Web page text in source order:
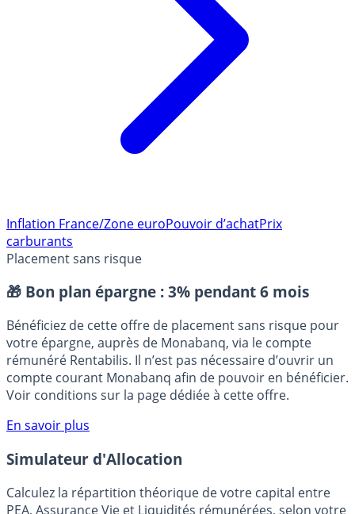
Inflation France/Zone euro
Placement sans risque
🎁 Bon plan épargne : 3% pendant 6 mois
Bénéficiez de cette offre de placement sans risque pour
votre épargne, auprès de Monabanq, via le compte
rémunéré Rentabilis. Il n’est pas nécessaire d’ouvrir un
Voir conditions sur la page dédiée à cette offre.
En savoir plus
Simulateur d'Allocation